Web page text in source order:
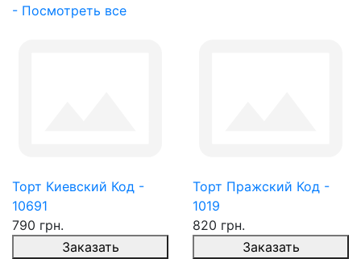
- Посмотреть все
Торт Киевский Код -
10691
790 грн.
Заказать
Торт Пражский Код -
1019
820 грн.
Заказать